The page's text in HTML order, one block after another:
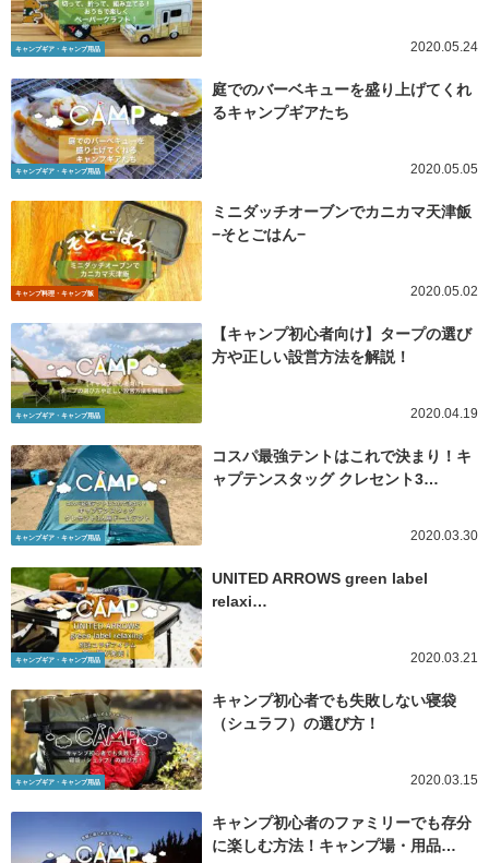
キャンプギア・キャンプ用品 2020.05.24
キャンプギア・キャンプ用品
庭でのバーベキューを盛り上げてくれ
るキャンプギアたち
2020.05.05
キャンプ料理・キャンプ飯
ミニダッチオーブンでカニカマ天津飯
−そとごはん−
2020.05.02
キャンプギア・キャンプ用品
【キャンプ初心者向け】タープの選び
方や正しい設営方法を解説！
2020.04.19
キャンプギア・キャンプ用品
コスパ最強テントはこれで決まり！キ
ャプテンスタッグ クレセント3…
2020.03.30
キャンプギア・キャンプ用品
UNITED ARROWS green label
relaxi…
2020.03.21
キャンプギア・キャンプ用品
キャンプ初心者でも失敗しない寝袋
（シュラフ）の選び方！
2020.03.15
キャンプ初心者のファミリーでも存分
に楽しむ方法！キャンプ場・用品…